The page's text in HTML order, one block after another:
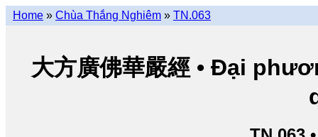
Home » Chùa Thắng Nghiêm » TN.063
大方廣佛華嚴經 • Đại